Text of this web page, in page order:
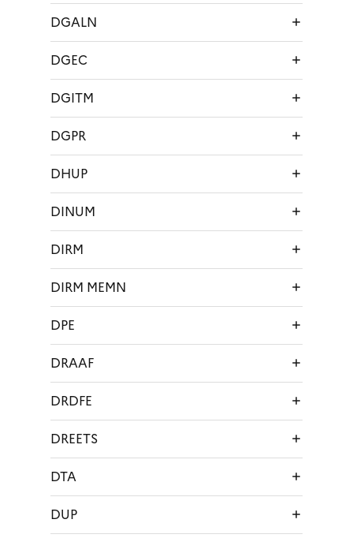
DGALN
DGEC
DGITM
DGPR
DHUP
DINUM
DIRM
DIRM MEMN
DPE
DRAAF
DRDFE
DREETS
DTA
DUP